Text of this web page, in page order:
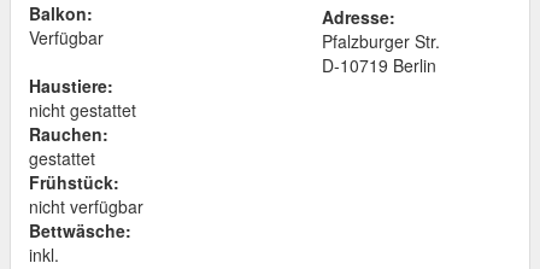
Balkon:
Verfügbar
Haustiere:
nicht gestattet
Rauchen:
gestattet
Frühstück:
nicht verfügbar
Bettwäsche:
inkl.
Adresse:
Pfalzburger Str.
D-10719 Berlin